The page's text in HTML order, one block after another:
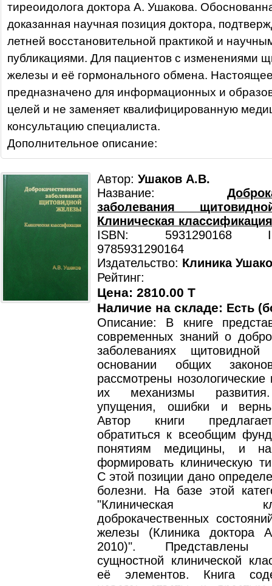
тиреоидолога доктора А. Ушакова.
доказанная научная позиция доктора,
летней восстановительной практикой и
публикациями. Для пациентов с изменениями
железы и её гормонального обмена.
предназначено для информационных и
целей и не заменяет квалифицированную
консультацию специалиста.
Дополнительное описание:
Автор: Ушаков А.В.
Название:
заболевания
Клиническая
ISBN: 5931290168
9785931290164
Издательство: Клиника
Рейтинг:
Цена: 2810.00 T
Наличие на складе: Есть
Описание: В книге
современных знаний о
заболеваниях
основании общих
рассмотрены
их механизмы
упущения, ошибки и
Автор книги
обратиться к всеобщим
понятиям медицины, и
формировать клиническую
С этой позиции дано
болезни. На базе этой
"Клиническая
доброкачественных
железы (Клиника доктора
2010)". Представлены
сущностной клинической
её элементов. Книга